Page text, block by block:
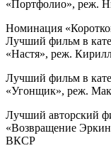
«Портфолио», реж.
Номинация
Лучший фильм в
«Настя», реж.
Лучший фильм в
«Угонщик», реж.
Лучший авторский
«Возвращение
ВКСР